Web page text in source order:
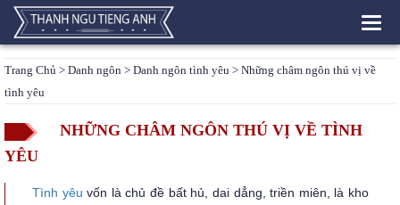
Trang Chủ > Danh ngôn > Danh ngôn tình yêu > Những châm ngôn thú vị về
tình yêu
NHỮNG CHÂM NGÔN THÚ VỊ VỀ TÌNH
YÊU
Tình yêu vốn là chủ đề bất hủ, dai dẳng, triền miên, là kho